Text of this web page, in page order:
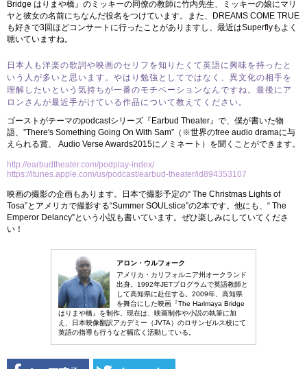
Bridge はりまや橋』のミッキーの同僚の教師に竹内先生、ミッキーの娘にマリ
ヤと彼女の名前にちなんだ役名をつけています。また、DREAMS COME TRUE
も好きで3回ほどコンサートに行ったことがありますし、最近はSuperflyもよく
聴いていますね。
日本人も洋楽の歌詞や映画のセリフを知りたくて英語に興味を持ったと
いう人が多いと思います。やはり勉強としてではなく、異文化の相手を
理解したいという気持ちが一番のモチベーションなんですね。最後にア
ロンさんが最近手がけている作品について教えてください。
ゴーストがテーマのpodcastシリーズ『Earbud Theater』で、僕が書いた物
語、”There's Something Going On With Sam”（※世界のfree audio dramaに与
えられる賞、 Audio Verse Awards2015にノミネート）を聞くことができます。
http://earbudtheater.com/podplay-index/
https://itunes.apple.com/us/podcast/earbud-theater/id894353107
映画の撮影の企画もあります。日本で撮影予定の“ The Christmas Lights of
Tosa”とアメリカで撮影する“Summer SOULstice”の2本です。他にも、“ The
Emperor Delancy”という小説も書いています。ぜひ楽しみにしていてくださ
い！
アロン・ウルフォーク
アメリカ・カリフォルニア州オークランド
出身。1992年JETプログラムで英語教師と
して高知県に赴任する。2009年、高知県
を舞台にした映画『The Harimaya Bridge
はりまや橋』を制作。現在は、映画制作や小説の執筆に加
え、日本映像翻訳アカデミー（JVTA）のロサンゼルス校にて
英語の指導も行うなど幅広く活動している。